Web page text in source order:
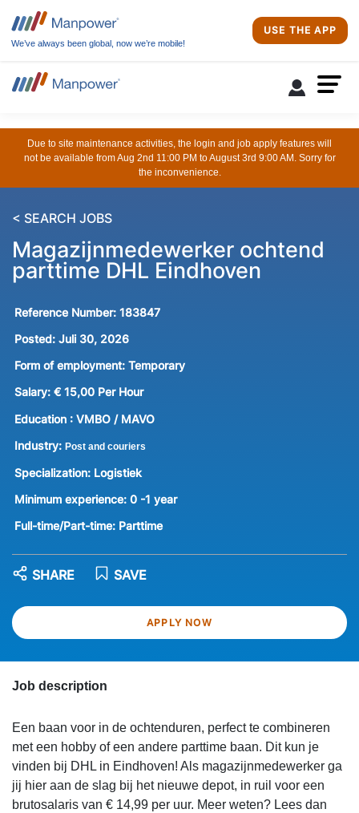
We’ve always been global, now we’re mobile!
USE THE APP
Due to site maintenance activities, the login and job apply features will
not be available from Aug 2nd 11:00 PM to August 3rd 9:00 AM. Sorry for
the inconvenience.
< SEARCH JOBS
Magazijnmedewerker ochtend
parttime DHL Eindhoven
Reference Number: 183847
Posted: Juli 30, 2026
Form of employment: Temporary
Salary: € 15,00 Per Hour
Education : VMBO / MAVO
Industry: Post and couriers
Specialization: Logistiek
Minimum experience: 0 -1 year
Full-time/Part-time: Parttime
APPLY NOW
SAVE
SHARE
Job description
Een baan voor in de ochtenduren, perfect te combineren
met een hobby of een andere parttime baan. Dit kun je
vinden bij DHL in Eindhoven! Als magazijnmedewerker ga
jij hier aan de slag bij het nieuwe depot, in ruil voor een
brutosalaris van € 14,99 per uur. Meer weten? Lees dan